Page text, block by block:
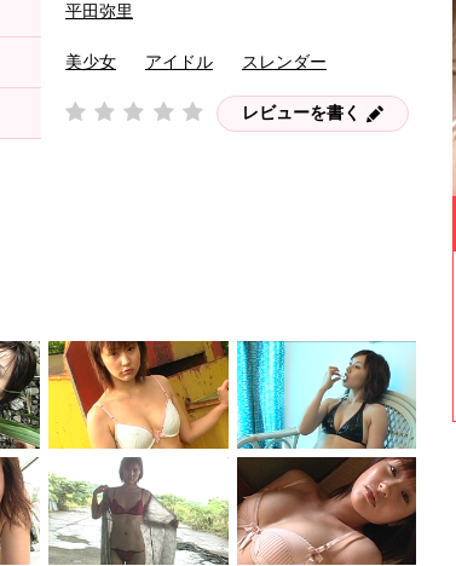
平田弥里
美少女 アイドル スレンダー
レビューを書く